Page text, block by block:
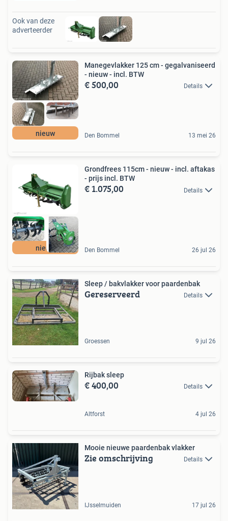
Ook van deze
adverteerder
nieuw
Manegevlakker 125 cm - gegalvaniseerd
- nieuw - incl. BTW
€ 500,00 Details
Den Bommel 13 mei 26
nieuw
Grondfrees 115cm - nieuw - incl. aftakas
- prijs incl. BTW
€ 1.075,00 Details
Den Bommel 26 jul 26
Sleep / bakvlakker voor paardenbak
Gereserveerd Details
Groessen 9 jul 26
Rijbak sleep
€ 400,00 Details
Altforst 4 jul 26
Mooie nieuwe paardenbak vlakker
Zie omschrijving Details
IJsselmuiden 17 jul 26